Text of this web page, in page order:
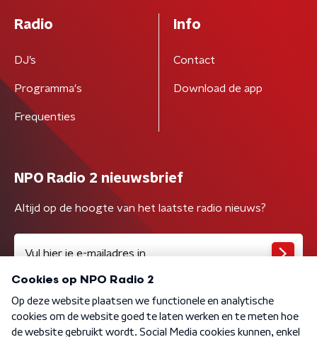
Radio
DJ’s
Programma's
Frequenties
Info
Contact
Download de app
NPO Radio 2 nieuwsbrief
Altijd op de hoogte van het laatste radio nieuws?